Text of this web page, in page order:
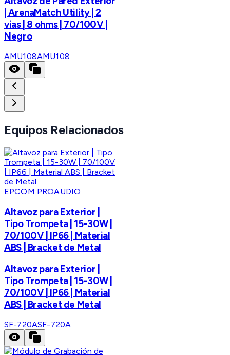
| ArenaMatch Utility | 2
vias | 8 ohms | 70/100V |
Negro
AMU108AMU108
Equipos Relacionados
EPCOM PROAUDIO
Altavoz para Exterior |
Tipo Trompeta | 15-30W |
70/100V | IP66 | Material
ABS | Bracket de Metal
Altavoz para Exterior |
Tipo Trompeta | 15-30W |
70/100V | IP66 | Material
ABS | Bracket de Metal
SF-720ASF-720A